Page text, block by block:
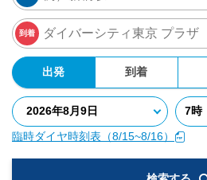
到着
出発 到着
臨時ダイヤ時刻表（8/15~8/16）